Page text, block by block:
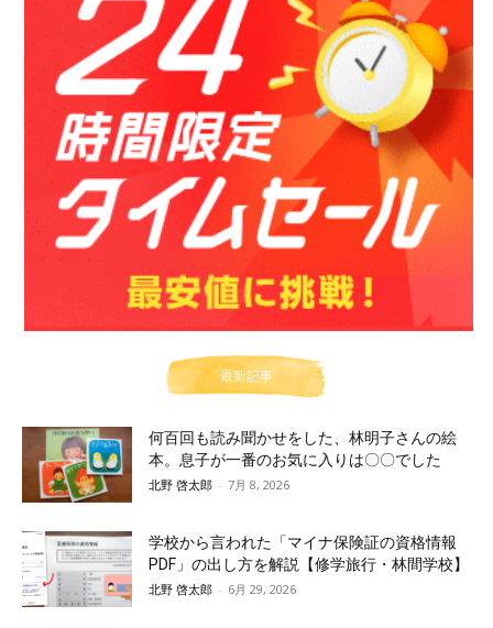
最新記事
何百回も読み聞かせをした、林明子さんの絵
本。息子が一番のお気に入りは〇〇でした
北野 啓太郎 - 7月 8, 2026
学校から言われた「マイナ保険証の資格情報
PDF」の出し方を解説【修学旅行・林間学校】
北野 啓太郎 - 6月 29, 2026